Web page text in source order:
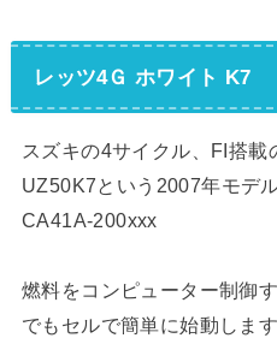
レッツ4Ｇ ホワイト K7
スズキの4サイクル、FI搭載
UZ50K7という2007年モデル
CA41A-200xxx
燃料をコンピューター制御
でもセルで簡単に始動します